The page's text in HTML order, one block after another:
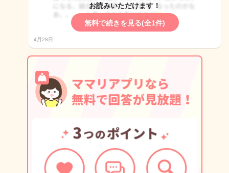
お読みいただけます！
無料で続きを見る(全1件)
4月28日